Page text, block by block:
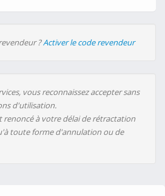
?Activer le code revendeur
vous reconnaissez accepter sans
d'utilisation.
renoncé à votre délai de rétractation
toute forme d'annulation ou de